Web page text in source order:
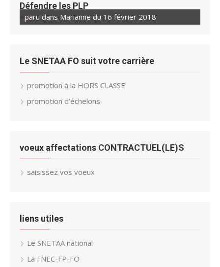
Défendre les PLP
paru dans Marianne du 16 février 2018
Le SNETAA FO suit votre carrière
promotion à la HORS CLASSE
promotion d’échelons
voeux affectations CONTRACTUEL(LE)S
saisissez vos voeux
liens utiles
Le SNETAA national
La FNEC-FP-FO